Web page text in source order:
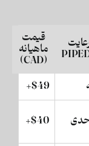
قیمت
ماهیانه
(CAD)
$49+
حدی $40+